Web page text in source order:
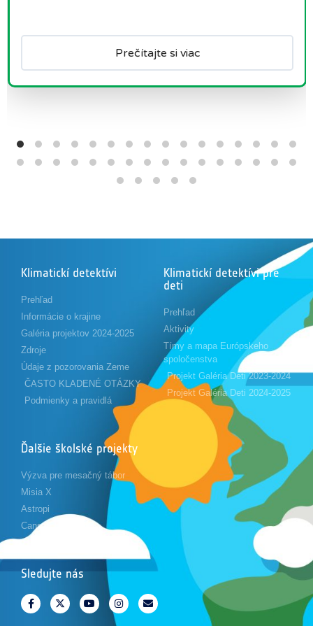
Prečítajte si viac
Klimatickí detektívi
Prehľad
Informácie o krajine
Galéria projektov 2024-2025
Zdroje
Údaje z pozorovania Zeme
ČASTO KLADENÉ OTÁZKY
Podmienky a pravidlá
Klimatickí detektívi pre
deti
Prehľad
Aktivity
Tímy a mapa Európskeho
spoločenstva
Projekt Galéria Deti 2023-2024
Projekt Galéria Deti 2024-2025
Ďalšie školské projekty
Výzva pre mesačný tábor
Misia X
Astropi
Cansat
Sledujte nás